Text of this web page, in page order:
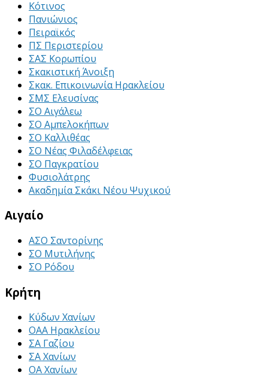
Κότινος
Πανιώνιος
Πειραϊκός
ΠΣ Περιστερίου
ΣΑΣ Κορωπίου
Σκακιστική Άνοιξη
Σκακ. Επικοινωνία Ηρακλείου
ΣΜΣ Ελευσίνας
ΣΟ Αιγάλεω
ΣΟ Αμπελοκήπων
ΣΟ Καλλιθέας
ΣΟ Νέας Φιλαδέλφειας
ΣΟ Παγκρατίου
Φυσιολάτρης
Ακαδημία Σκάκι Νέου Ψυχικού
Αιγαίο
ΑΣΟ Σαντορίνης
ΣΟ Μυτιλήνης
ΣΟ Ρόδου
Κρήτη
Κύδων Χανίων
ΟΑΑ Ηρακλείου
ΣΑ Γαζίου
ΣΑ Χανίων
ΟΑ Χανίων